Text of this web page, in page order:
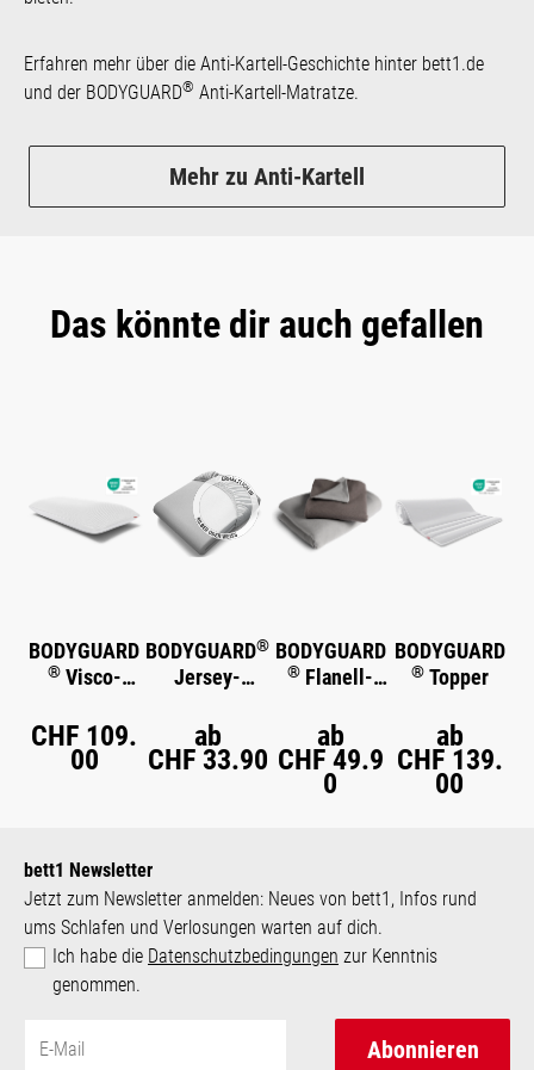
Erfahren mehr über die Anti-Kartell-Geschichte hinter bett1.de
und der BODYGUARD® Anti-Kartell-Matratze.
Mehr zu Anti-Kartell
Das könnte dir auch gefallen
BODYGUARD
®Visco-
CHF 109.
00
BODYGUARD®
Jersey-
en
ab
CHF 33.90
BODYGUARD
® Flanell-
ab
CHF 49.9
0
BODYGUARD
®Topper
ab
CHF 139.
00
bett1 Newsletter
Jetzt zum Newsletter anmelden: Neues von bett1, Infos rund
ums Schlafen und Verlosungen warten auf dich.
Ich habe die Datenschutzbedingungen zur Kenntnis
genommen.
Abonnieren